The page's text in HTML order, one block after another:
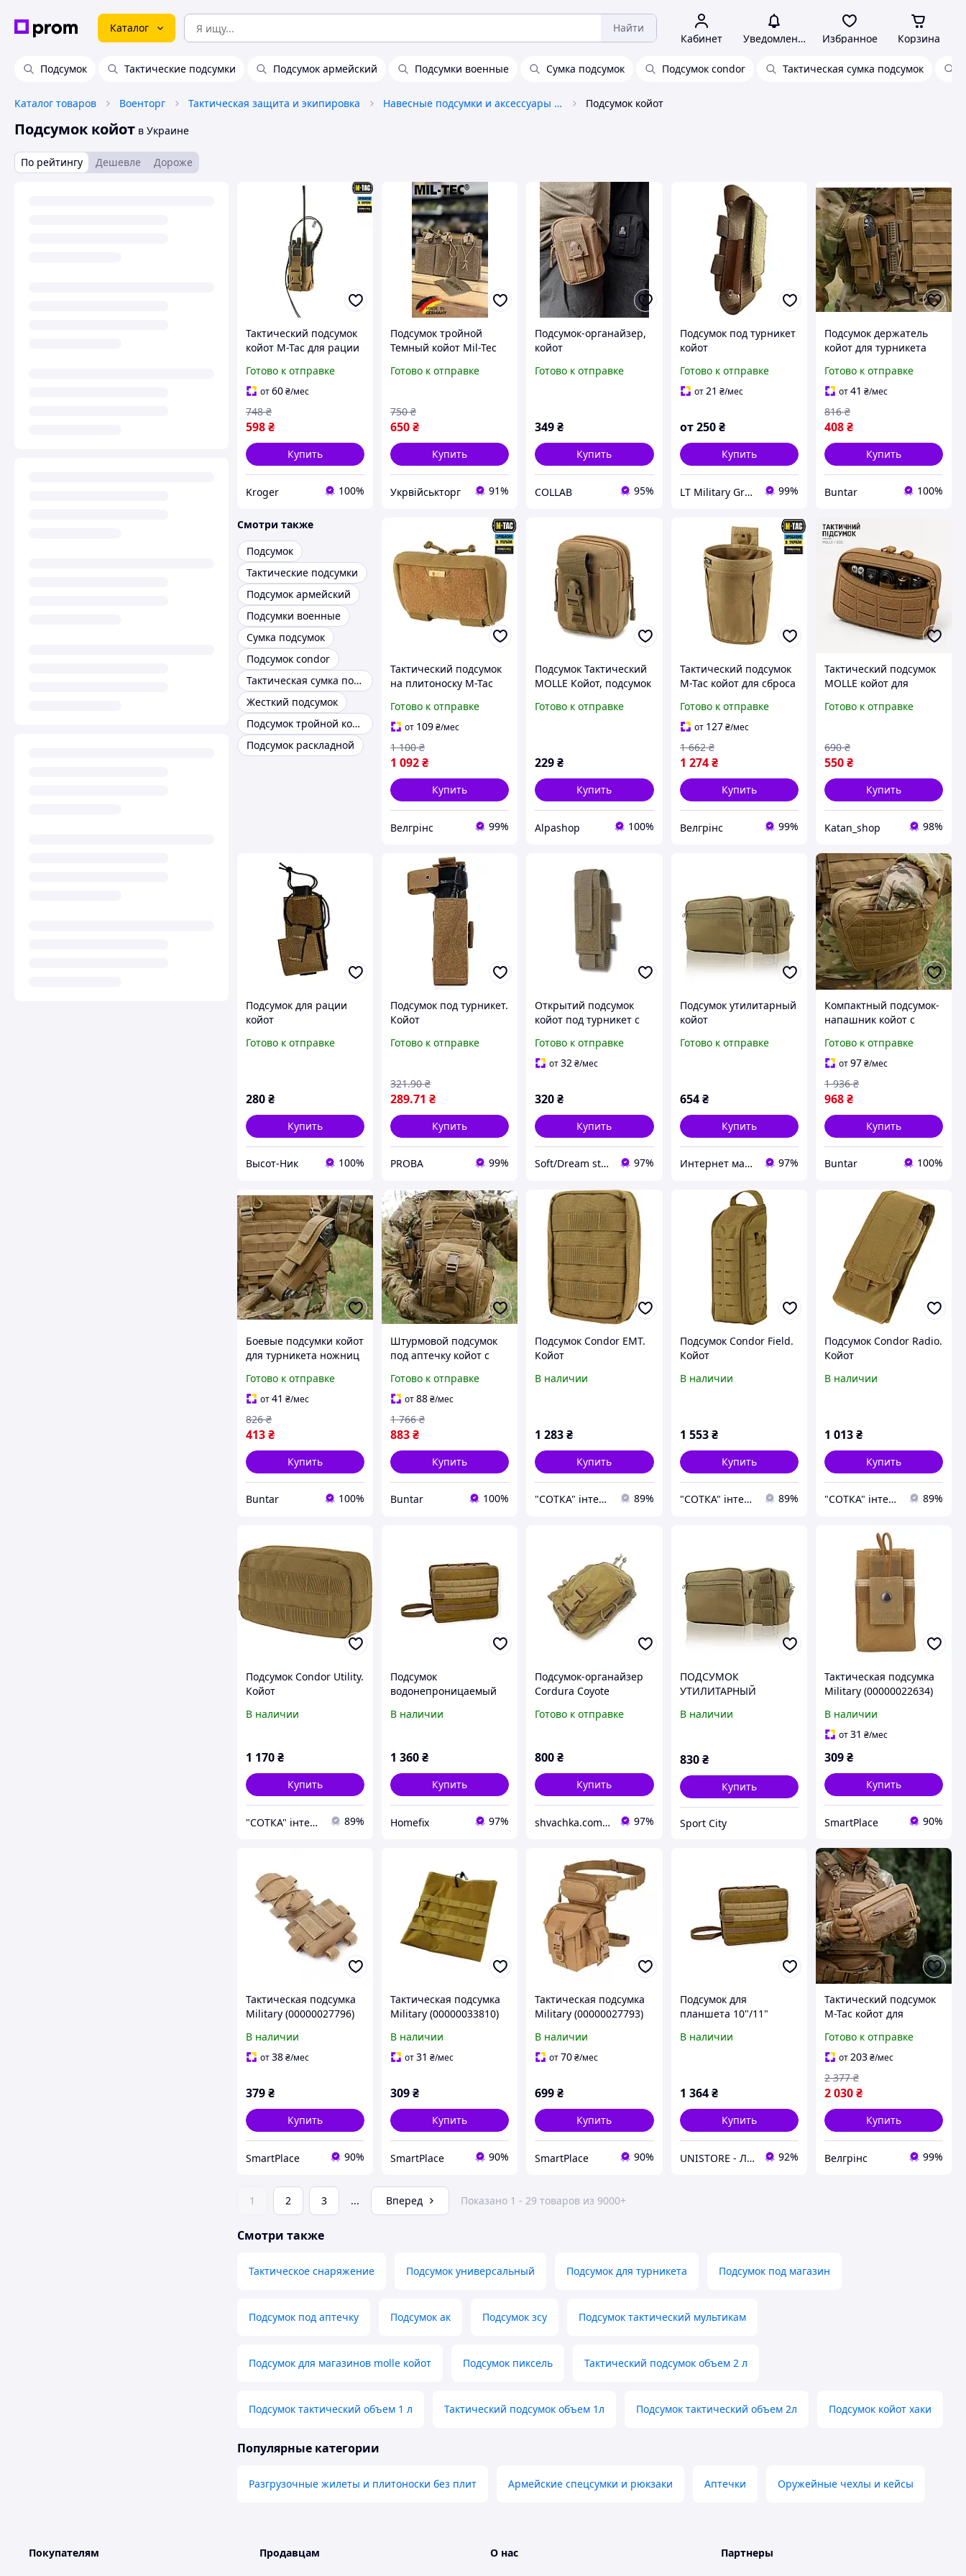
Каталог Найти
Кабинет Уведомления Избранное Корзина
Подсумок Тактические подсумки Подсумок армейский Подсумки военные Сумка подсумок Подсумок condor Тактическая сумка подсумок
Каталог товаров Военторг Тактическая защита и экипировка Навесные подсумки и аксессуары к ним Подсумок койот
Подсумок койот в Украине
По рейтингу Дешевле Дороже
Тактический подсумок
койот M-Tac для рации
Военный подсумок под
рацию
Готово к отправке
от60₴/мес
598₴
748 ₴
Купить
Kroger 100%
Подсумок тройной
Темный койот Mil-Tec
M.POUCH DARK COYOTE
Готово к отправке
650₴
750 ₴
Купить
Укрвійськторг 91%
Подсумок-органайзер,
койот
Готово к отправке
349₴
Купить
COLLAB 95%
Подсумок под турникет
койот
Готово к отправке
от21 ₴/мес
от 250 ₴
Купить
LT Military Group Ukraine 99%
Подсумок держатель
койот для турникета
на липучке с молле
BUN-203
Готово к отправке
от41 ₴/мес
408₴
816 ₴
Купить
Buntar 100%
Смотри также
Подсумок
Тактические подсумки
Подсумок армейский
Подсумки военные
Сумка подсумок
Подсумок condor
Тактическая сумка подсумок
Жесткий подсумок
Подсумок тройной койот
Подсумок раскладной
Тактический подсумок
на плитоноску M-Tac
навесной подсумок на
плитоноску койот
Готово к отправке
от 109₴/мес
1 092₴
1 100 ₴
Купить
Велгрінс 99%
Подсумок Тактический
MOLLE Койот, подсумок
цвете
Готово к отправке
229₴
Купить
Alpashop 100%
Тактический подсумок
M-Tac койот для сброса
Готово к отправке
от 127 ₴/мес
1 274 ₴
1 662 ₴
Купить
Велгрінс 99%
Тактический подсумок
MOLLE койот для
ремня
Готово к отправке
550₴
690 ₴
Купить
Katan_shop 98%
Подсумок для рации
койот
Готово к отправке
280₴
Купить
Высот-Ник 100%
Подсумок под турникет.
Койот
Готово к отправке
289.71 ₴
321.90 ₴
Купить
PROBA 99%
Открытий подсумок
койот под турникет с
ножниц и маркера
Готово к отправке
от32 ₴/мес
320₴
Купить
Soft/Dream store 97%
Подсумок утилитарный
койот
Готово к отправке
654 ₴
Купить
Интернет магазин Sport-Kvartal.com.ua №1 по спортивным товарам. 97%
Компактный подсумок-
напашник койот с
BUN-123
Готово к отправке
от97₴/мес
968₴
1 936 ₴
Купить
Buntar 100%
Боевые подсумки койот
для турникета ножниц
зсу BUN-204
Готово к отправке
от41 ₴/мес
413₴
826 ₴
Купить
Buntar 100%
Штурмовой подсумок
под аптечку койот с
пропиткой BUN-218
Готово к отправке
от88₴/мес
883₴
1 766 ₴
Купить
Buntar 100%
Подсумок Condor EMT.
Койот
В наличии
1 283₴
Купить
"СОТКА" інтернет магазин 89%
Подсумок Condor Field.
Койот
В наличии
1 553 ₴
Купить
"СОТКА" інтернет магазин 89%
Подсумок Condor Radio.
Койот
В наличии
1 013₴
Купить
"СОТКА" інтернет магазин 89%
Подсумок Condor Utility.
Койот
В наличии
1 170₴
Купить
"СОТКА" інтернет магазин 89%
Подсумок
водонепроницаемый
дюймів 29,5 см * 24,5
В наличии
1 360₴
Купить
Homefix 97%
Подсумок-органайзер
Cordura Coyote
Готово к отправке
800₴
Купить
shvachka.com.ua 97%
ПОДСУМОК
УТИЛИТАРНЫЙ
В наличии
830 ₴
Купить
Sport City
Тактическая подсумка
Military (00000022634)
В наличии
от31 ₴/мес
309₴
Купить
SmartPlace 90%
Тактическая подсумка
Military (00000027796)
В наличии
от38₴/мес
379₴
Купить
SmartPlace 90%
Тактическая подсумка
Military (00000033810)
В наличии
от31 ₴/мес
309₴
Купить
SmartPlace 90%
Тактическая подсумка
Military (00000027793)
В наличии
от70₴/мес
699₴
Купить
SmartPlace 90%
Подсумок для
планшета 10"/11"
см*5,5 см
В наличии
1 364 ₴
Купить
UNISTORE - Лучшие товары Европы 92%
Тактический подсумок
M-Tac койот для
Навесной подсумок
Admin Large Elite Gen.II
Готово к отправке
от203₴/мес
2 030₴
2 377 ₴
Купить
Велгрінс 99%
1 2 3 ... Вперед Показано 1 - 29 товаров из 9000+
Смотри также
Тактическое снаряжение Подсумок универсальный Подсумок для турникета Подсумок под магазин
Подсумок под аптечку Подсумок ак Подсумок зсу Подсумок тактический мультикам
Подсумок для магазинов molle койот Подсумок пиксель Тактический подсумок объем 2 л
Подсумок тактический объем 1 л Тактический подсумок объем 1л Подсумок тактический объем 2л Подсумок койот хаки
Популярные категории
Разгрузочные жилеты и плитоноски без плит Армейские спецсумки и рюкзаки Аптечки Оружейные чехлы и кейсы
Покупателям Продавцам О нас Партнеры